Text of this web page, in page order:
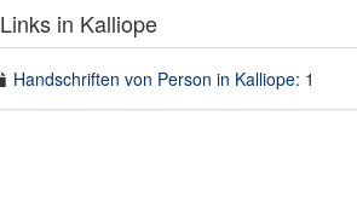
Links in Kalliope
Handschriften von Person in Kalliope: 1